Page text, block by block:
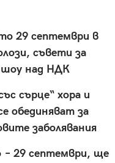
29 септември в
съвети за
шоу над НДК
сърце“ хора и
обединяват за
заболявания
29 септември, ще